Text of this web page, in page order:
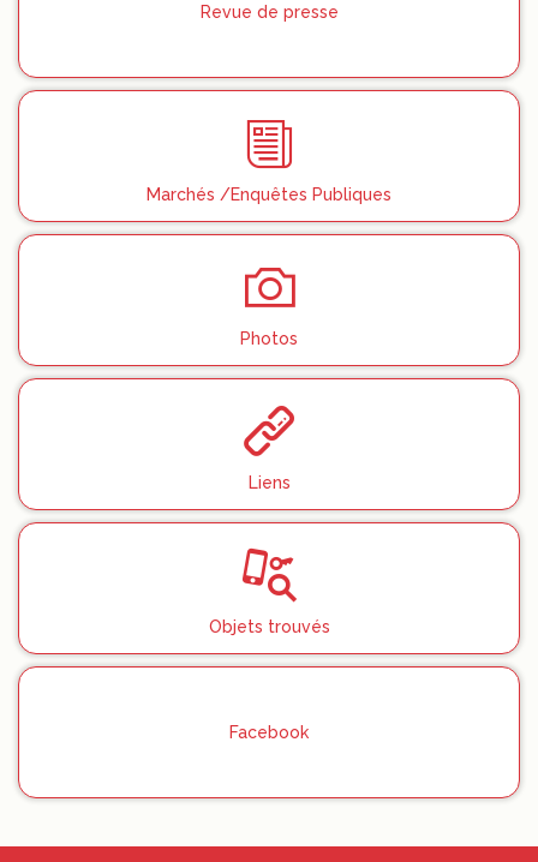
Revue de presse
Marchés /Enquêtes Publiques
Photos
Liens
Objets trouvés
Facebook